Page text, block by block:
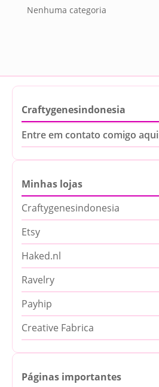
Nenhuma categoria
Craftygenesindonesia
Entre em contato comigo aqui
Minhas lojas
Craftygenesindonesia
Etsy
Haked.nl
Ravelry
Payhip
Creative Fabrica
Páginas importantes